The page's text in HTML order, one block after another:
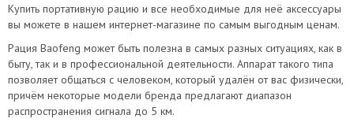
Купить портативную рацию и все необходимые для неё аксессуары
вы можете в нашем интернет-магазине по самым выгодным ценам.
Рация Baofeng может быть полезна в самых разных ситуациях, как в
быту, так и в профессиональной деятельности. Аппарат такого типа
позволяет общаться с человеком, который удалён от вас физически,
причём некоторые модели бренда предлагают диапазон
распространения сигнала до 5 км.